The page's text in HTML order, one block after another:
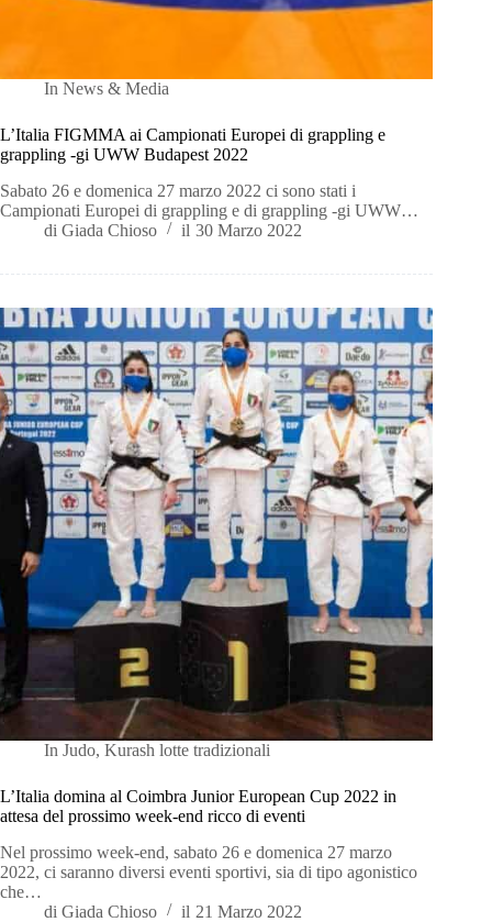
In News & Media
L’Italia FIGMMA ai Campionati Europei di grappling e
grappling -gi UWW Budapest 2022
Sabato 26 e domenica 27 marzo 2022 ci sono stati i
Campionati Europei di grappling e di grappling -gi UWW…
di Giada Chioso il 30 Marzo 2022
In Judo,Kurash lotte tradizionali
L’Italia domina al Coimbra Junior European Cup 2022 in
attesa del prossimo week-end ricco di eventi
Nel prossimo week-end, sabato 26 e domenica 27 marzo
2022, ci saranno diversi eventi sportivi, sia di tipo agonistico
che…
di Giada Chioso il 21 Marzo 2022